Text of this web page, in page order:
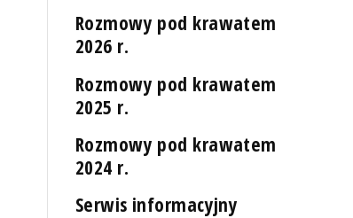
Rozmowy pod krawatem
2026 r.
Rozmowy pod krawatem
2025 r.
Rozmowy pod krawatem
2024 r.
Serwis informacyjny